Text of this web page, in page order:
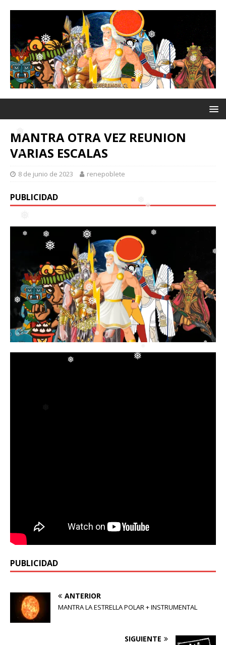
❅
❅
❅
❅
❅ ❅
❅
❅
❅
❅
❅
❅
❅
❅
❅
❅
❅
❅
❅
❅
MANTRA OTRA VEZ REUNION
VARIAS ESCALAS
8 de junio de 2023 renepoblete
PUBLICIDAD
PUBLICIDAD
ANTERIOR
MANTRA LA ESTRELLA POLAR + INSTRUMENTAL
SIGUIENTE